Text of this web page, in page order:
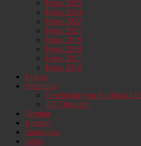
Fotos 2025
Fotos 2024
Fotos 2022
Fotos 2021
Fotos 2019
Fotos 2018
Fotos 2017
Fotos 2016
Videos
Abteilung
Geschichte von Acrobatica
TV Türkheim
Termine
Kontakt
Sponsoren
Links